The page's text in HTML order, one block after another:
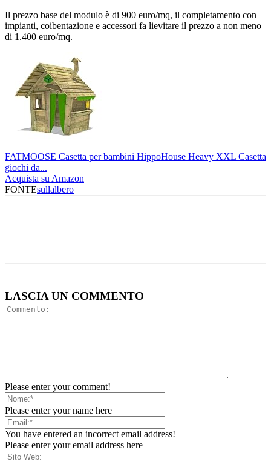
Il prezzo base del modulo è di 900 euro/mq, il completamento con
impianti, coibentazione e accessori fa lievitare il prezzo a non meno
di 1.400 euro/mq.
FATMOOSE Casetta per bambini HippoHouse Heavy XXL Casetta
giochi da...
Acquista su Amazon
FONTEsullalbero
LASCIA UN COMMENTO
Please enter your comment!
Please enter your name here
You have entered an incorrect email address!
Please enter your email address here